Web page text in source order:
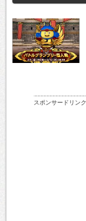
スポンサードリンク